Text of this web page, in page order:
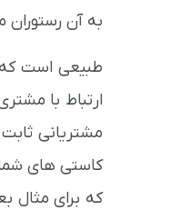
به آن رستوران
طبیعی است که
ارتباط با
مشتریانی
کاستی های
که برای مثال